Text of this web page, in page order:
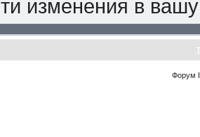
изменения в
Форум